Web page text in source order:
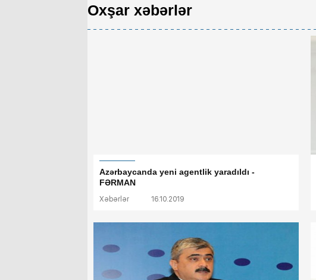
Oxşar xəbərlər
Azərbaycanda yeni agentlik yaradıldı -
FƏRMAN
Xəbərlər 16.10.2019